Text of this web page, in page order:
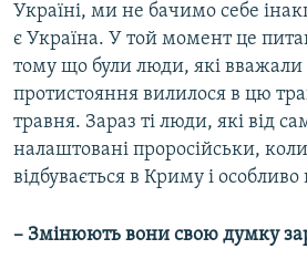
Україні, ми не бачимо себе
є Україна. У той момент це
тому що були люди, які вважали
протистояння вилилося в цю
травня. Зараз ті люди, які від
налаштовані проросійськи,
відбувається в Криму і
– Змінюють вони свою думку